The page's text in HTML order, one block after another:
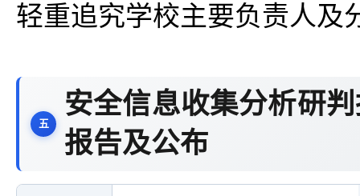
轻重追究学校主要负责人及
安全信息收集分析研
报告及公布